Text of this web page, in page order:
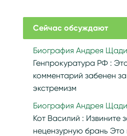
Сейчас обсуждают
Биография Андрея
Генпрокуратура РФ :
комментарий забенен
экстремизм
Биография Андрея
Кот Василий : Извините
нецензурную брань Это